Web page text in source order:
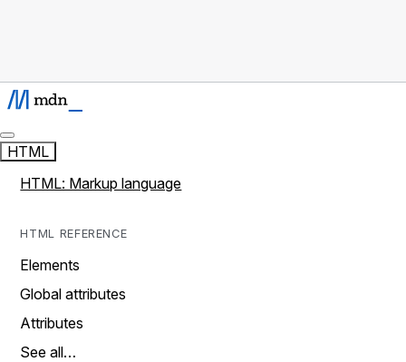
HTML
HTML: Markup language
HTML REFERENCE
Elements
Global attributes
Attributes
See all…